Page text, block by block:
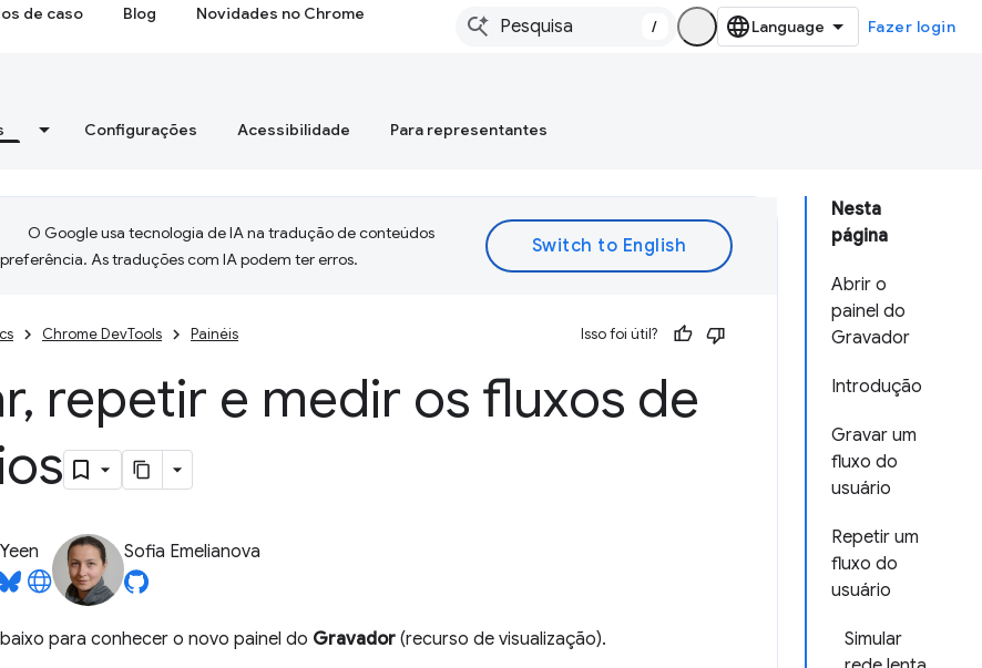
de caso Blog Novidades no Chrome
/ Fazer login
Configurações Acessibilidade Para representantes
Nesta
página
Abrir o
painel do
Gravador
Introdução
Gravar um
fluxo do
usuário
Repetir um
fluxo do
usuário
Simular
O Google usa tecnologia de IA na tradução de conteúdos
As traduções com IA podem ter erros.
Chrome DevTools Painéis Isso foi útil?
, repetir e medir os fluxos de
Sofia Emelianova
para conhecer o novo painel do Gravador (recurso de visualização).